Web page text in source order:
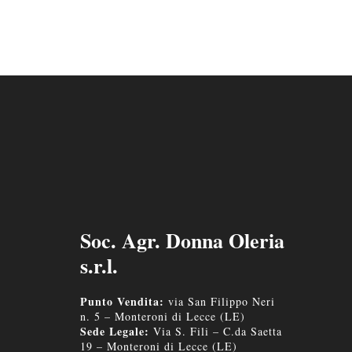
Soc. Agr. Donna Oleria
s.r.l.
Punto Vendita: via San Filippo Neri
n. 5 – Monteroni di Lecce (LE)
Sede Legale: Via S. Fili – C.da Saetta
19 – Monteroni di Lecce (LE)